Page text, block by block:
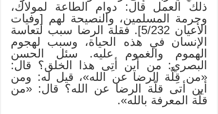
ذلك العمل قال: دوام الطاعة لمولاك،
وحرمة المسلمين، والنصيحة لهم [وفيات
الأعيان 5/232]. فقلة الرضا سبب لتعاسة
الإنسان في هذه الحياة، وسبب لهجوم
الهموم والغموم عليه. سئل الحسن
البصري: من أين أتِى هذا الخلق؟ قال:
«من قِلَّة الرضا عن الله»، قيل له: ومن
أين أتى قلّة الرضا عن الله؟ قال: «من
قلّة المعرفة بالله».